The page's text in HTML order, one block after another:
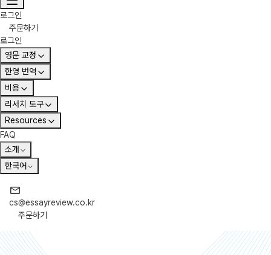
로그인
주문하기
로그인
영문 교정
한영 번역
비용
리서치 도구
Resources
FAQ
소개
한국어
cs@essayreview.co.kr
주문하기